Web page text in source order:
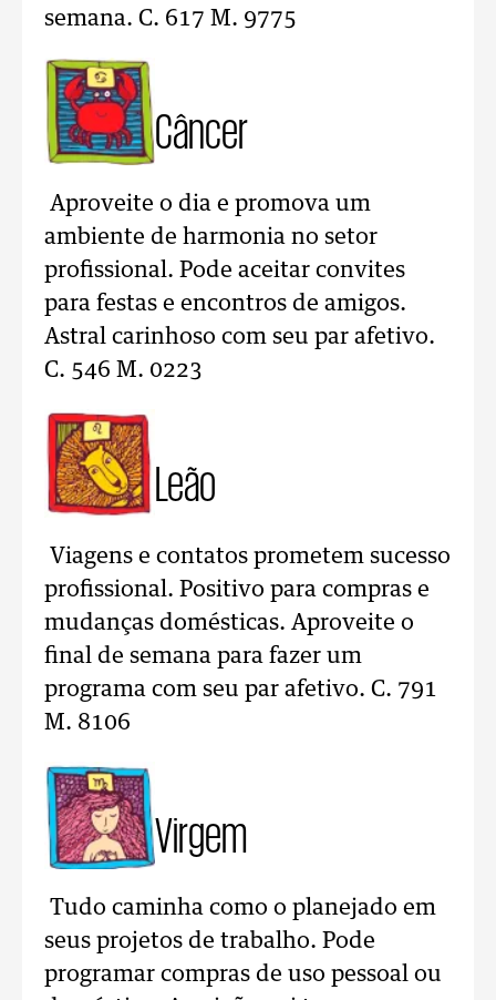
semana. C. 617 M. 9775
Câncer
Aproveite o dia e promova um
ambiente de harmonia no setor
profissional. Pode aceitar convites
para festas e encontros de amigos.
Astral carinhoso com seu par afetivo.
C. 546 M. 0223
Leão
Viagens e contatos prometem sucesso
profissional. Positivo para compras e
mudanças domésticas. Aproveite o
final de semana para fazer um
programa com seu par afetivo. C. 791
M. 8106
Virgem
Tudo caminha como o planejado em
seus projetos de trabalho. Pode
programar compras de uso pessoal ou